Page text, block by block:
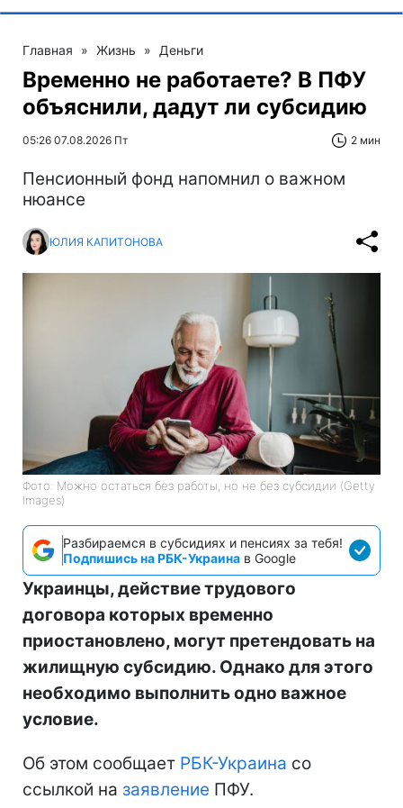
Главная » Жизнь » Деньги
Временно не работаете? В ПФУ
объяснили, дадут ли субсидию
05:26 07.08.2026 Пт 2 мин
Пенсионный фонд напомнил о важном
нюансе
ЮЛИЯ КАПИТОНОВА
Фото: Можно остаться без работы, но не без субсидии (Getty
Images)
Разбираемся в субсидиях и пенсиях за тебя!
Подпишись на РБК-Украина в Google
Украинцы, действие трудового
договора которых временно
приостановлено, могут претендовать на
жилищную субсидию. Однако для этого
необходимо выполнить одно важное
условие.
Об этом сообщает РБК-Украина со
ссылкой на заявление ПФУ.